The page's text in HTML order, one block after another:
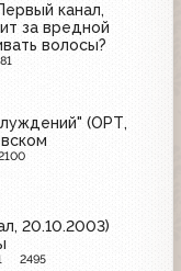
канал,
за вредной
волосы?
81
(ОРТ,
20.10.2003)
2495